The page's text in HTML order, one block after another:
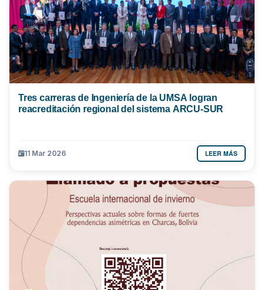
Tres carreras de Ingeniería de la UMSA logran
reacreditación regional del sistema ARCU-SUR
11 Mar 2026 LEER MÁS